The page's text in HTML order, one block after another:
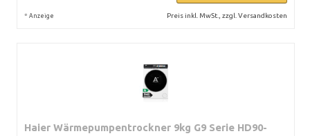
* Anzeige Preis inkl. MwSt., zzgl. Versandkosten
Haier Wärmepumpentrockner 9kg G9 Serie HD90-